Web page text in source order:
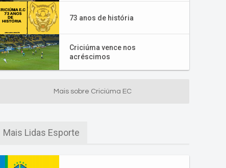
73 anos de história
Criciúma vence nos
acréscimos
Mais sobre Criciúma EC
Mais Lidas Esporte